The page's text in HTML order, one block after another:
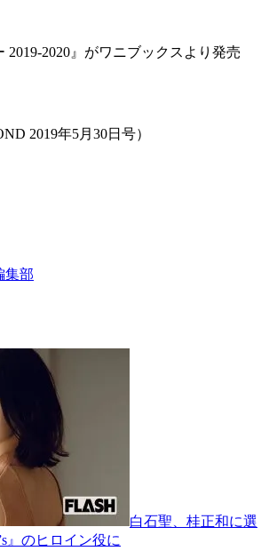
2020』がワニブックスより発売
2019年5月30日号）
集部
白石聖、桂正和に選
』のヒロイン役に